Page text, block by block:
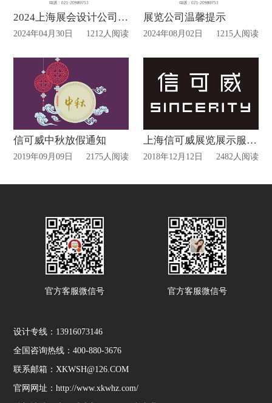
2024上海展会设计公司五一放假通知
2024年04月30日 1212人阅读
展览公司温馨提示
2024年08月02日 1215人阅读
信可威中秋放假通知
2019年09月09日 2175人阅读
上海信可威展览展示服务有限公司
2018年12月12日 2482人阅读
官方客服微信号 官方客服微信号
设计专线：13916073146
全国咨询热线：400-880-3676
联系邮箱：XKWSH@126.COM
官网网址：http://www.xkwhz.com/